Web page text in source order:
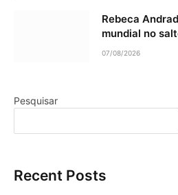
Rebeca
mundial no
07/08/2026
Pesquisar
Recent Posts